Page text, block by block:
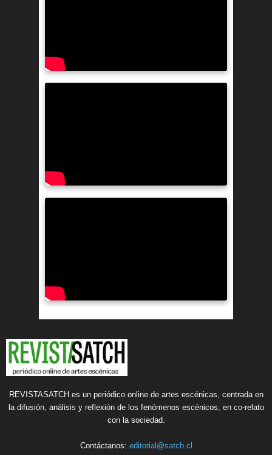
REVISTASATCH es un periódico online de artes escénicas, centrada en
la difusión, análisis y reflexión de los fenómenos escénicos, en co-relato
con la sociedad.
Contáctanos: editorial@satch.cl